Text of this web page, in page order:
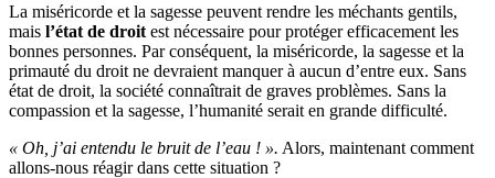
La miséricorde et la sagesse peuvent rendre les méchants gentils,
mais l’état de droit est nécessaire pour protéger efficacement les
bonnes personnes. Par conséquent, la miséricorde, la sagesse et la
primauté du droit ne devraient manquer à aucun d’entre eux. Sans
état de droit, la société connaîtrait de graves problèmes. Sans la
compassion et la sagesse, l’humanité serait en grande difficulté.
« Oh, j’ai entendu le bruit de l’eau ! ». Alors, maintenant comment
allons-nous réagir dans cette situation ?